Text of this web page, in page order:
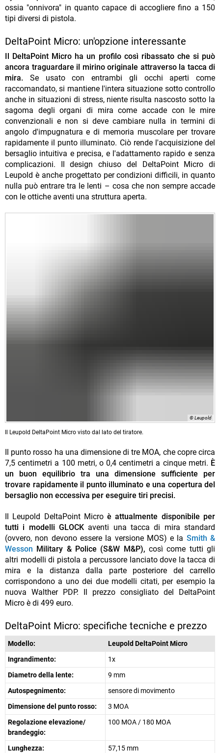
ossia "onnivora" in quanto capace di accogliere fino a 150
tipi diversi di pistola.
DeltaPoint Micro: un'opzione interessante
Il DeltaPoint Micro ha un profilo così ribassato che si può
ancora traguardare il mirino originale attraverso la tacca di
mira. Se usato con entrambi gli occhi aperti come
raccomandato, si mantiene l'intera situazione sotto controllo
anche in situazioni di stress, niente risulta nascosto sotto la
sagoma degli organi di mira come accade con le mire
convenzionali e non si deve cambiare nulla in termini di
angolo d'impugnatura e di memoria muscolare per trovare
rapidamente il punto illuminato. Ciò rende l'acquisizione del
bersaglio intuitiva e precisa, e l'adattamento rapido e senza
complicazioni. Il design chiuso del DeltaPoint Micro di
Leupold è anche progettato per condizioni difficili, in quanto
nulla può entrare tra le lenti – cosa che non sempre accade
con le ottiche aventi una struttura aperta.
© Leupold
Il Leupold DeltaPoint Micro visto dal lato del tiratore.
Il punto rosso ha una dimensione di tre MOA, che copre circa
7,5 centimetri a 100 metri, o 0,4 centimetri a cinque metri. È
un buon equilibrio tra una dimensione sufficiente per
trovare rapidamente il punto illuminato e una copertura del
bersaglio non eccessiva per eseguire tiri precisi.
Il Leupold DeltaPoint Microè attualmente disponibile per
tutti i modelli GLOCK aventi una tacca di mira standard
(ovvero, non devono essere la versione MOS) e la Smith &
Wesson Military & Police (S&W M&P), così come tutti gli
altri modelli di pistola a percussore lanciato dove la tacca di
mira e la distanza dalla parte posteriore del carrello
corrispondono a uno dei due modelli citati, per esempio la
nuova Walther PDP. Il prezzo consigliato del DeltaPoint
Micro è di 499 euro.
DeltaPoint Micro: specifiche tecniche e prezzo
Modello:
Leupold DeltaPoint Micro
Ingrandimento:
1x
Diametro della lente:
9 mm
Autospegnimento:
sensore di movimento
Dimensione del punto rosso:
3 MOA
Regolazione elevazione/
brandeggio:
100 MOA / 180 MOA
Lunghezza:
57,15 mm